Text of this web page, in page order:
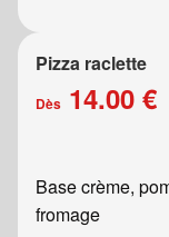
Pizza raclette
Dès 14.00 €
Base crème,
fromage